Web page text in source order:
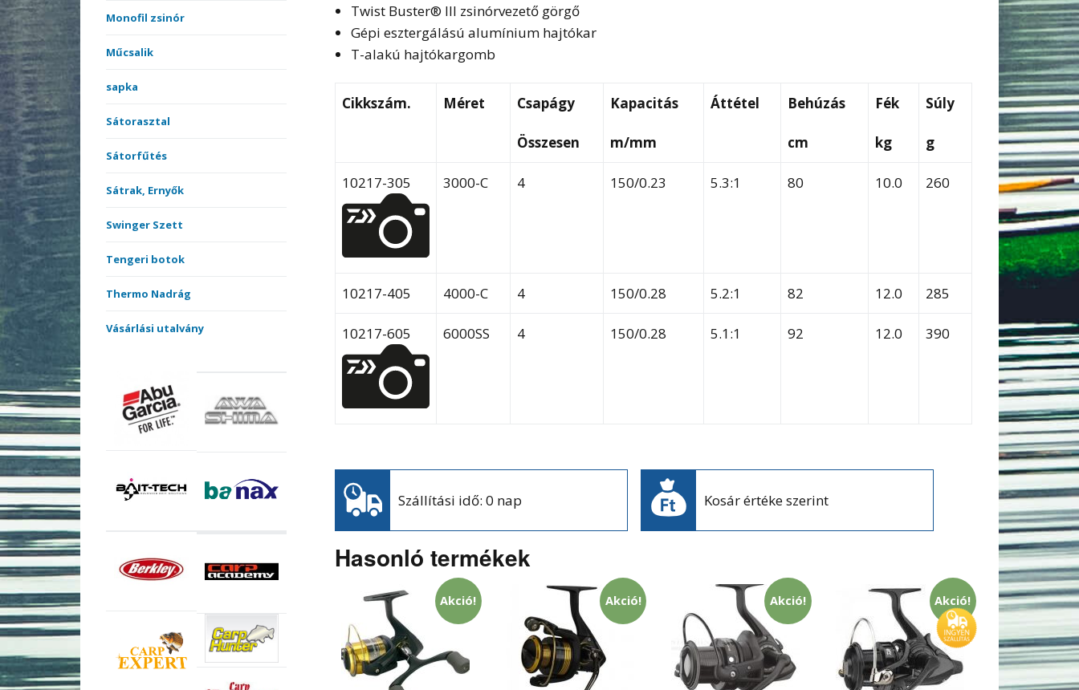
Monofil zsinór
Műcsalik
sapka
Sátorasztal
Sátorfűtés
Sátrak, Ernyők
Swinger Szett
Tengeri botok
Thermo Nadrág
Vásárlási utalvány
Twist Buster® III zsinórvezető görgő
Gépi esztergálású alumínium hajtókar
T-alakú hajtókargomb
Cikkszám. Méret Csapágy Kapacitás Áttétel Behúzás Fék Súly
Összesen m/mm cm kg g
10217-305 3000-C 4 150/0.23 5.3:1 80 10.0 260
10217-405 4000-C 4 150/0.28 5.2:1 82 12.0 285
10217-605 6000SS 4 150/0.28 5.1:1 92 12.0 390
Szállítási idő: 0 nap Kosár értéke szerint
Hasonló termékek
Akció! Akció! Akció! Akció!